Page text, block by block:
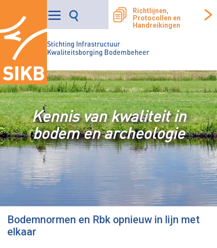
Stichting Infrastructuur
Kwaliteitsborging Bodembeheer
Richtlijnen,
Protocollen en
Handreikingen
Kennis van kwaliteit in
bodem en archeologie
Bodemnormen en Rbk opnieuw in lijn met
elkaar